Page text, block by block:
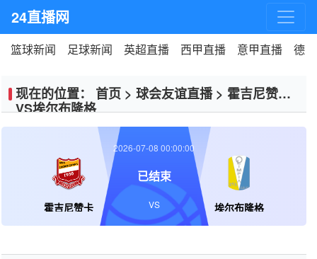
24直播网
篮球新闻 足球新闻 英超直播 西甲直播 意甲直播 德
现在的位置： 首页 > 球会友谊直播> 霍吉尼赞卡
VS埃尔布隆格
霍吉尼赞卡 埃尔布隆格
2026-07-08 00:00:00
已结束
VS